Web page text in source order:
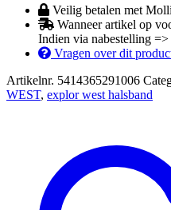
65cm/25mm
rood
Veilig betalen met
Wanneer artikel op
Indien via nabestelling
Vragen over dit
Artikelnr. 5414365291006
WEST, explor west halsband